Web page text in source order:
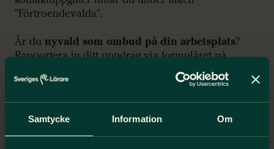
Samtycke Information Om
"Förtroendevalda".
Är du nyvald som ombud på din arbetsplats?
Rapportera in ditt uppdrag via formuläret på
Mer om oss